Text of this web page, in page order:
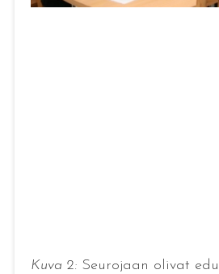
Kuva 2:Seurojaan olivat